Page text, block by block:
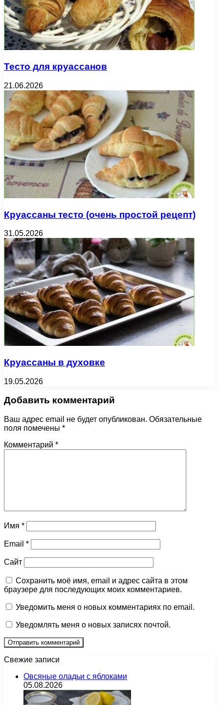
Тесто для круассанов
21.06.2026
Круассаны тесто (очень простой рецепт)
31.05.2026
Круассаны в духовке
19.05.2026
Добавить комментарий
Ваш адрес email не будет опубликован. Обязательные
поля помечены *
Комментарий *
Имя *
Email *
Сайт
Сохранить моё имя, email и адрес сайта в этом
браузере для последующих моих комментариев.
Уведомить меня о новых комментариях по email.
Уведомлять меня о новых записях почтой.
Свежие записи
Овсяные оладьи с яблоками
05.08.2026